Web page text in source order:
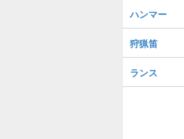
ハンマー
狩猟笛
ランス